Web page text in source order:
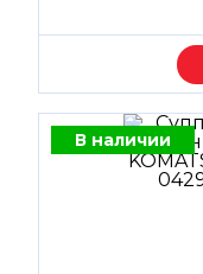
62434, 702-16-
07001-01008,
2G-15310,
В наличии